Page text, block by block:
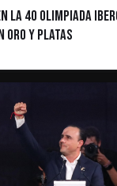
la 40 Olimpiada
Oro y Platas